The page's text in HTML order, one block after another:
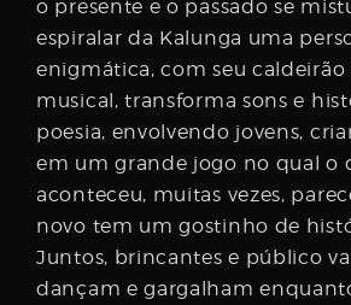
o presente e o passado se
espiralar da Kalunga uma
enigmática, com seu
musical, transforma sons e
poesia, envolvendo jovens,
em um grande jogo no qual o
aconteceu, muitas vezes,
novo tem um gostinho de
Juntos, brincantes e público
dançam e gargalham